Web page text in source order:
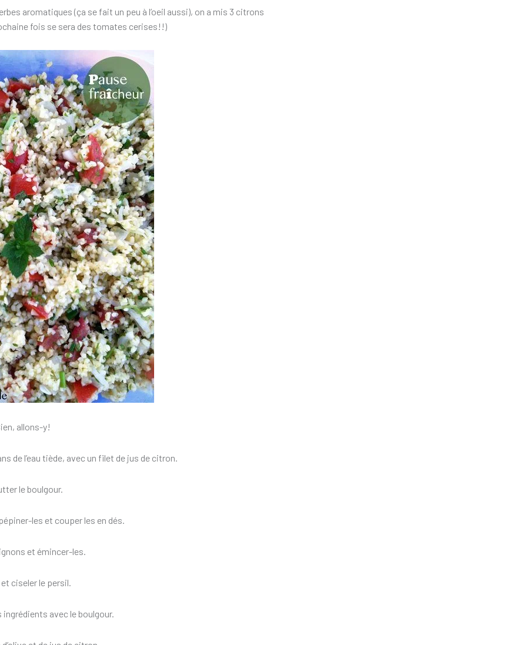
aromatiques (ça se fait un peu à l’oeil aussi), on a mis 3 citrons
fois se sera des tomates cerises!!)
allons-y!
de l’eau tiède, avec un filet de jus de citron.
le boulgour.
les et couper les en dés.
et émincer-les.
ciseler le persil.
ingrédients avec le boulgour.